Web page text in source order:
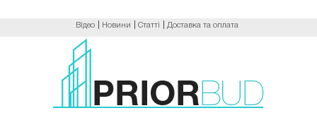
Відео Новини Статті Доставка та оплата